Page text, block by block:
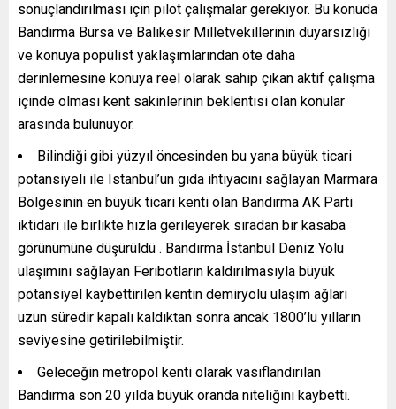
sonuçlandırılması için pilot çalışmalar gerekiyor. Bu konuda
Bandırma Bursa ve Balıkesir Milletvekillerinin duyarsızlığı
ve konuya popülist yaklaşımlarından öte daha
derinlemesine konuya reel olarak sahip çıkan aktif çalışma
içinde olması kent sakinlerinin beklentisi olan konular
arasında bulunuyor.
Bilindiği gibi yüzyıl öncesinden bu yana büyük ticari
potansiyeli ile Istanbul’un gıda ihtiyacını sağlayan Marmara
Bölgesinin en büyük ticari kenti olan Bandırma AK Parti
iktidarı ile birlikte hızla gerileyerek sıradan bir kasaba
görünümüne düşürüldü . Bandırma İstanbul Deniz Yolu
ulaşımını sağlayan Feribotların kaldırılmasıyla büyük
potansiyel kaybettirilen kentin demiryolu ulaşım ağları
uzun süredir kapalı kaldıktan sonra ancak 1800’lu yılların
seviyesine getirilebilmiştir.
Geleceğin metropol kenti olarak vasıflandırılan
Bandırma son 20 yılda büyük oranda niteliğini kaybetti.